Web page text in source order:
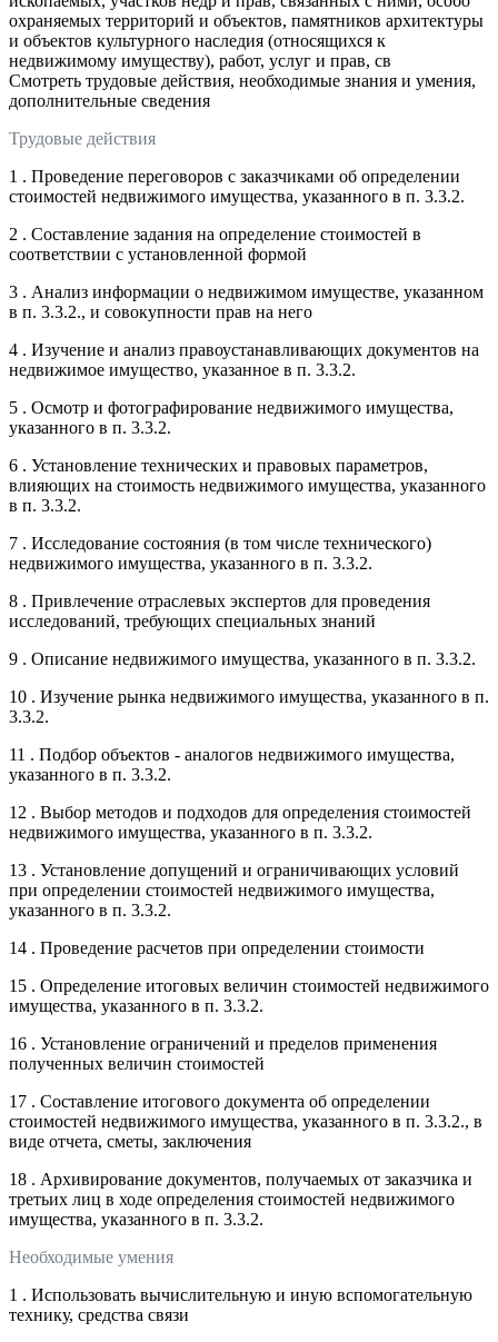
охраняемых территорий и объектов, памятников архитектуры
и объектов культурного наследия (относящихся к
недвижимому имуществу), работ, услуг и прав, св
Смотреть трудовые действия, необходимые знания и умения,
дополнительные сведения
Трудовые действия
1 . Проведение переговоров с заказчиками об определении
стоимостей недвижимого имущества, указанного в п. 3.3.2.
2 . Составление задания на определение стоимостей в
соответствии с установленной формой
3 . Анализ информации о недвижимом имуществе, указанном
в п. 3.3.2., и совокупности прав на него
4 . Изучение и анализ правоустанавливающих документов на
недвижимое имущество, указанное в п. 3.3.2.
5 . Осмотр и фотографирование недвижимого имущества,
указанного в п. 3.3.2.
6 . Установление технических и правовых параметров,
влияющих на стоимость недвижимого имущества, указанного
в п. 3.3.2.
7 . Исследование состояния (в том числе технического)
недвижимого имущества, указанного в п. 3.3.2.
8 . Привлечение отраслевых экспертов для проведения
исследований, требующих специальных знаний
9 . Описание недвижимого имущества, указанного в п. 3.3.2.
10 . Изучение рынка недвижимого имущества, указанного в п.
3.3.2.
11 . Подбор объектов - аналогов недвижимого имущества,
указанного в п. 3.3.2.
12 . Выбор методов и подходов для определения стоимостей
недвижимого имущества, указанного в п. 3.3.2.
13 . Установление допущений и ограничивающих условий
при определении стоимостей недвижимого имущества,
указанного в п. 3.3.2.
14 . Проведение расчетов при определении стоимости
15 . Определение итоговых величин стоимостей недвижимого
имущества, указанного в п. 3.3.2.
16 . Установление ограничений и пределов применения
полученных величин стоимостей
17 . Составление итогового документа об определении
стоимостей недвижимого имущества, указанного в п. 3.3.2., в
виде отчета, сметы, заключения
18 . Архивирование документов, получаемых от заказчика и
третьих лиц в ходе определения стоимостей недвижимого
имущества, указанного в п. 3.3.2.
Необходимые умения
1 . Использовать вычислительную и иную вспомогательную
технику, средства связи